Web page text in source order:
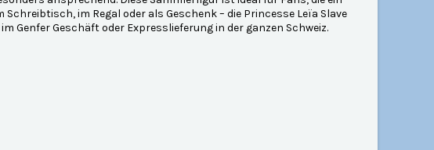
im Regal oder als Geschenk – die Princesse Leïa Slave
Genfer Geschäft oder Expresslieferung in der ganzen Schweiz.